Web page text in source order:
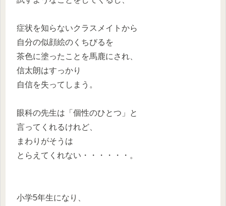
症状を知らないクラスメイトから
自分の似顔絵のくちびるを
茶色に塗ったことを馬鹿にされ、
信太朗はすっかり
自信を失ってしまう。
眼科の先生は「個性のひとつ」と
言ってくれるけれど、
まわりがそうは
とらえてくれない・・・・・・。
小学5年生になり、